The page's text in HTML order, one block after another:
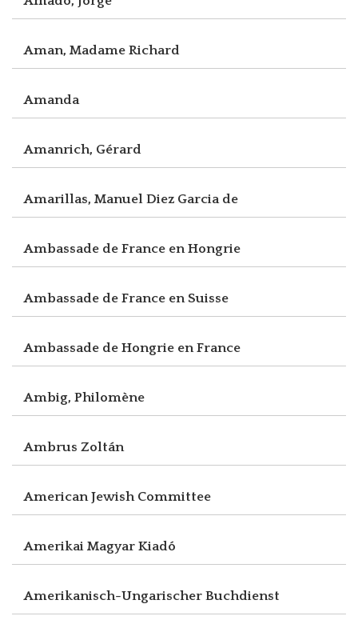
Aman, Madame Richard
Amanda
Amanrich, Gérard
Amarillas, Manuel Diez Garcia de
Ambassade de France en Hongrie
Ambassade de France en Suisse
Ambassade de Hongrie en France
Ambig, Philomène
Ambrus Zoltán
American Jewish Committee
Amerikai Magyar Kiadó
Amerikanisch-Ungarischer Buchdienst